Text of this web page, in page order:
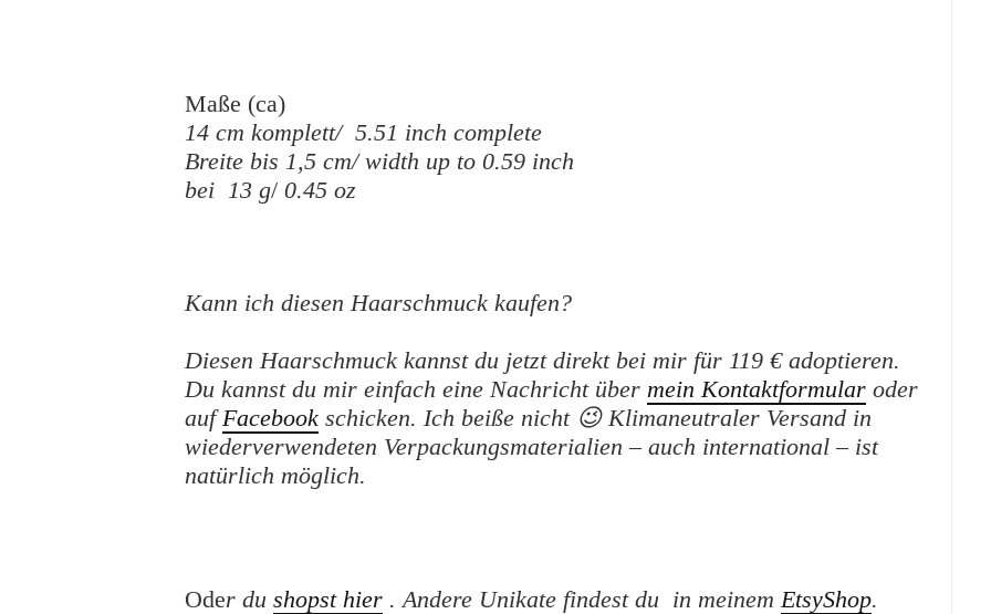
Maße (ca)
14 cm komplett/ 5.51 inch complete
Breite bis 1,5 cm/ width up to 0.59 inch
bei 13 g/ 0.45 oz
Kann ich diesen Haarschmuck kaufen?
Diesen Haarschmuck kannst du jetzt direkt bei mir für 119 € adoptieren.
Du kannst du mir einfach eine Nachricht über mein Kontaktformular oder
aufFacebook schicken. Ich beiße nicht 😉 Klimaneutraler Versand in
wiederverwendeten Verpackungsmaterialien – auch international – ist
natürlich möglich.
Oder du shopst hier . Andere Unikate findest du in meinem EtsyShop.